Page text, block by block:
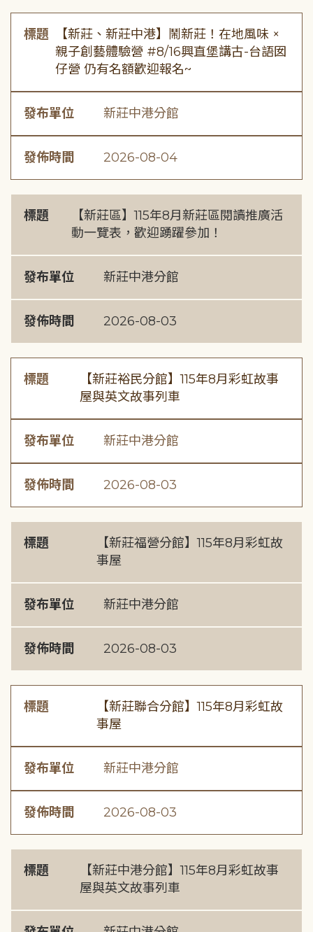
標題
【新莊、新莊中港】鬧新莊！在地風味 ×
親子創藝體驗營 #8/16興直堡講古-台語囡
仔營 仍有名額歡迎報名~
發布單位 新莊中港分館
發佈時間 2026-08-04
標題
【新莊區】115年8月新莊區閱讀推廣活
動一覽表，歡迎踴躍參加！
發布單位 新莊中港分館
發佈時間 2026-08-03
標題
【新莊裕民分館】115年8月彩虹故事
屋與英文故事列車
發布單位 新莊中港分館
發佈時間 2026-08-03
標題
【新莊福營分館】115年8月彩虹故
事屋
發布單位 新莊中港分館
發佈時間 2026-08-03
標題
【新莊聯合分館】115年8月彩虹故
事屋
發布單位 新莊中港分館
發佈時間 2026-08-03
標題
【新莊中港分館】115年8月彩虹故事
屋與英文故事列車